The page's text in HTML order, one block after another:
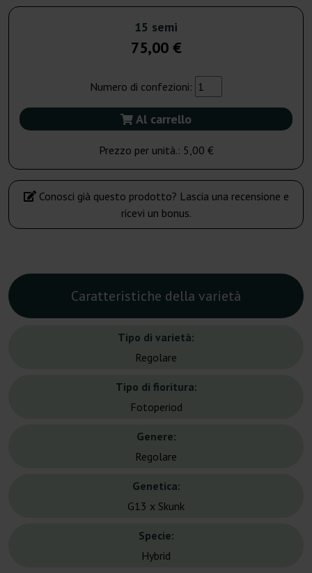
15 semi
75,00 €
Numero di confezioni:
Al carrello
Prezzo per unità.: 5,00 €
Conosci già questo prodotto? Lascia una recensione e
ricevi un bonus.
Caratteristiche della varietà
Tipo di varietà:
Regolare
Tipo di fioritura:
Fotoperiod
Genere:
Regolare
Genetica:
G13 x Skunk
Specie:
Hybrid